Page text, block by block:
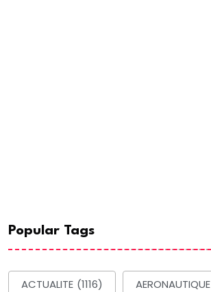
Popular Tags
ACTUALITE (1116) AERONAUTIQUE